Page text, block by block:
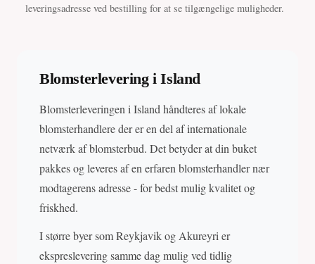
leveringsadresse ved bestilling for at se tilgængelige muligheder.
Blomsterlevering i Island
Blomsterleveringen i Island håndteres af lokale
blomsterhandlere der er en del af internationale
netværk af blomsterbud. Det betyder at din buket
pakkes og leveres af en erfaren blomsterhandler nær
modtagerens adresse - for bedst mulig kvalitet og
friskhed.
I større byer som Reykjavik og Akureyri er
ekspreslevering samme dag mulig ved tidlig